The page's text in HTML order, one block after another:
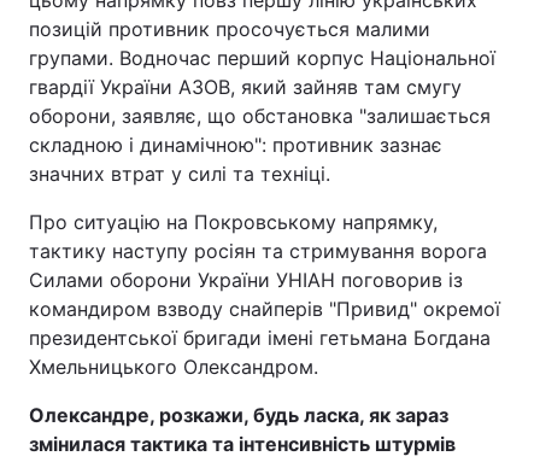
Головна Війна
Україна Політика
Економіка Світ
Спорт Наука
Техно і зв'язок Лайт
Здоров'я Туризм
позицій противник просочується малими
групами. Водночас перший корпус Національної
гвардії України АЗОВ, який зайняв там смугу
оборони, заявляє, що обстановка "залишається
складною і динамічною": противник зазнає
значних втрат у силі та техніці.
Про ситуацію на Покровському напрямку,
тактику наступу росіян та стримування ворога
Силами оборони України УНІАН поговорив із
командиром взводу снайперів "Привид" окремої
президентської бригади імені гетьмана Богдана
Хмельницького Олександром.
Олександре, розкажи, будь ласка, як зараз
змінилася тактика та інтенсивність штурмів